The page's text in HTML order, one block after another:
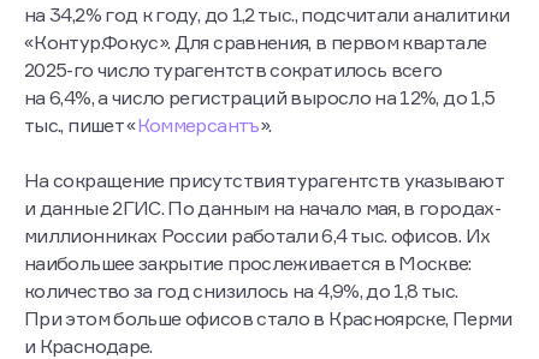
на 34,2% год к году, до 1,2 тыс., подсчитали аналитики
«Контур.Фокус». Для сравнения, в первом квартале
2025-го число турагентств сократилось всего
на 6,4%, а число регистраций выросло на 12%, до 1,5
тыс., пишет «Коммерсантъ».
На сокращение присутствия турагентств указывают
и данные 2ГИС. По данным на начало мая, в городах-
миллионниках России работали 6,4 тыс. офисов. Их
наибольшее закрытие прослеживается в Москве:
количество за год снизилось на 4,9%, до 1,8 тыс.
При этом больше офисов стало в Красноярске, Перми
и Краснодаре.